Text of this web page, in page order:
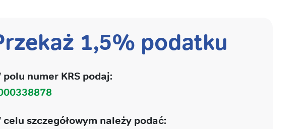
1,5% podatku
polu numer KRS podaj:
celu szczegółowym należy podać: